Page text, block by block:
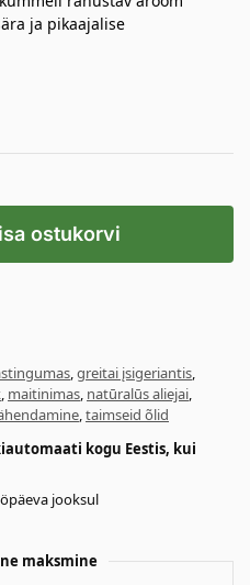
ja pikaajalise
ostukorvi
,greitai įsigeriantis,
, maitinimas, natūralūs aliejai,
,taimseid õlid
kogu Eestis, kui
jooksul
maksmine